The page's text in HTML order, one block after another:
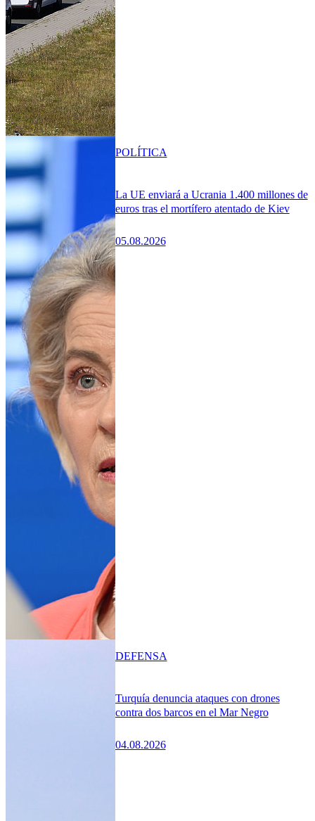
La UE enviará a Ucrania 1.400 millones de
euros tras el mortífero atentado de Kiev
05.08.2026
POLÍTICA
Turquía denuncia ataques con drones
contra dos barcos en el Mar Negro
04.08.2026
DEFENSA